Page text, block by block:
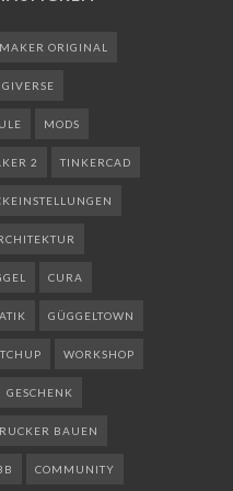
ORIGINAL
MODS
2 TINKERCAD
CURA
GÜGGELTOWN
WORKSHOP
GESCHENK
BAUEN
COMMUNITY